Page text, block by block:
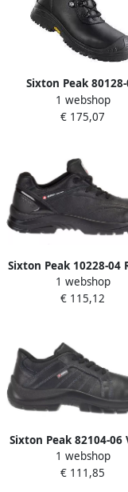
Sixton Peak 80128-
Terranova HG S3
11.091.072.47
1 webshop
€ 175,07
Sixton Peak 10228-04
LG S3 ESD Zwart
11.091.049.36
1 webshop
€ 115,12
Sixton Peak 82104-06
LG S3 Zwart1 webshop
€ 111,85